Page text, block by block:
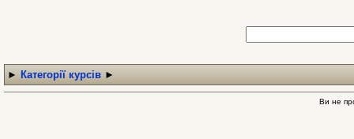
► Категорії курсів ►
Ви не